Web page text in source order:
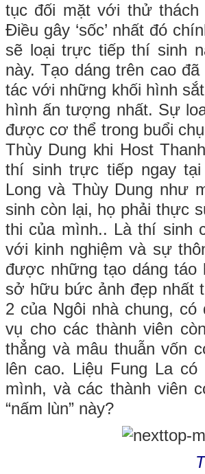
tục đối mặt với thử thách
Điều gây ‘sốc’ nhất đó
sẽ loại trực tiếp thí sinh
này. Tạo dáng trên cao
tác với những khối hình
hình ấn tượng nhất. Sự
được cơ thể trong buổi
Thùy Dung khi Host
thí sinh trực tiếp ngay
Long và Thùy Dung như
sinh còn lại, họ phải thực
thi của mình.. Là thí sinh
với kinh nghiệm và sự
được những tạo dáng
sở hữu bức ảnh đẹp nhất
2 của Ngôi nhà chung, có
vụ cho các thành viên
thẳng và mâu thuẫn vốn
lên cao. Liệu Fung La
mình, và các thành viên
“nấm lùn” này?